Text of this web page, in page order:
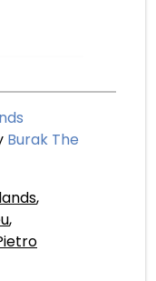
Burak The
,
,